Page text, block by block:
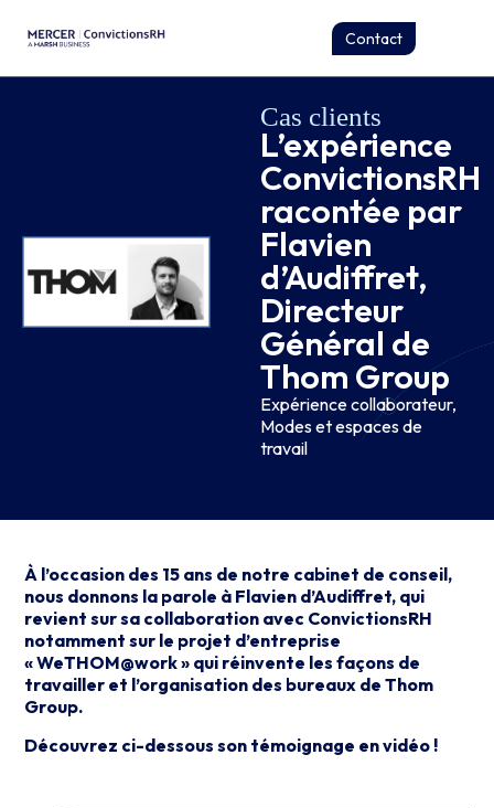
Contact
Cas clients
L’expérience
ConvictionsRH
racontée par
Flavien
d’Audiffret,
Directeur
Général de
Thom Group
Expérience collaborateur,
Modes et espaces de
travail
À l’occasion des 15 ans de notre cabinet de conseil,
nous donnons la parole à Flavien d’Audiffret, qui
revient sur sa collaboration avec ConvictionsRH
notamment sur le projet d’entreprise
« WeTHOM@work » qui réinvente les façons de
travailler et l’organisation des bureaux de Thom
Group.
Découvrez ci-dessous son témoignage en vidéo !